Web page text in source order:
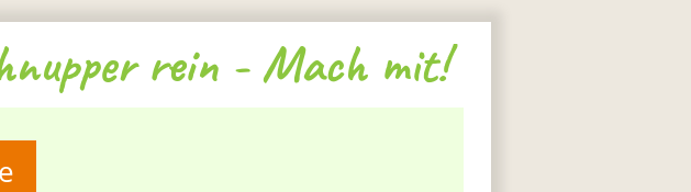
rein - Mach mit!